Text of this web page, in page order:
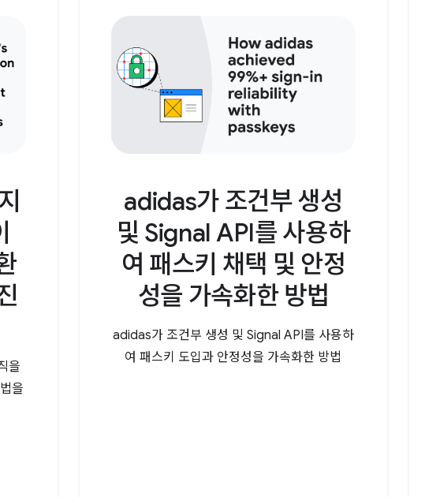
을
을
adidas가 조건부 생성
및 Signal API를 사용하
여 패스키 채택 및 안정
성을 가속화한 방법
adidas가 조건부 생성 및 Signal API를 사용하
여 패스키 도입과 안정성을 가속화한 방법